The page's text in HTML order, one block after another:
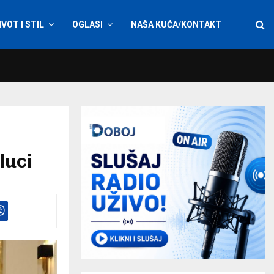
I STIL OGLASI NAŠA KUĆA/KONTAKT